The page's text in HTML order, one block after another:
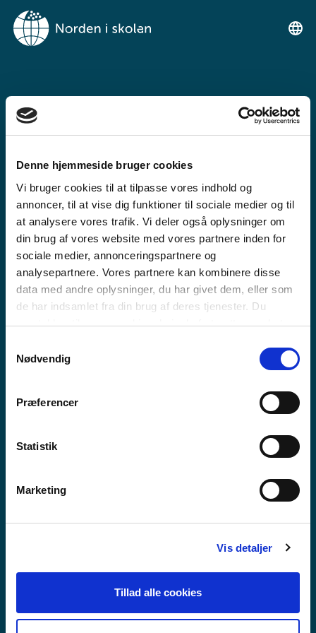
Denne hjemmeside bruger cookies
Vi bruger cookies til at tilpasse vores indhold og
annoncer, til at vise dig funktioner til sociale medier og til
at analysere vores trafik. Vi deler også oplysninger om
din brug af vores website med vores partnere inden for
sociale medier, annonceringspartnere og
analysepartnere. Vores partnere kan kombinere disse
data med andre oplysninger, du har givet dem, eller som
de har indsamlet fra din brug af deres tjenester. Du
samtykker til vores cookies, hvis du fortsætter med at
Nødvendig
Præferencer
Statistik
Marketing
Vis detaljer
Tillad alle cookies
NORDEN I
SKOLENIMUT
Tunngaviusumik atuarfimmut
ilinniarnertuunngorniarfimmullu
atuartitsinermi iserasuaat
akeqanngitsoq.
MEEQQAT ATUARFIAT